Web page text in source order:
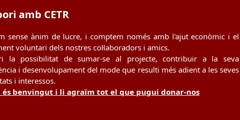
amb CETR
sense ànim de lucre, i comptem només amb l'ajut econòmic i el
voluntari dels nostres col·laboradors i amics.
la possibilitat de sumar-se al projecte, contribuir a la seva
i desenvolupament del mode que resulti més adient a les seves
i interessos.
és benvingut i li agraïm tot el que pugui donar-nos